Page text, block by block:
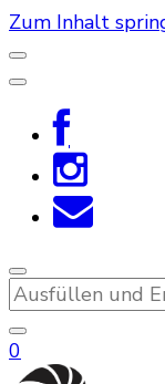
Zum Inhalt
Suchst
du
nach
etwas?
0